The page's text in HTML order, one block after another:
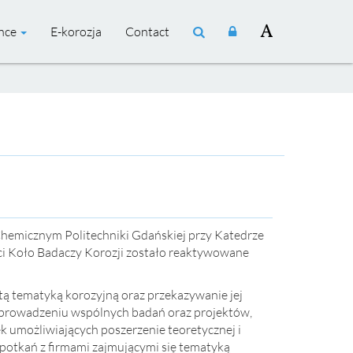
E-korozja Contact
Politechniki Gdańskiej przy Katedrze
Badaczy Korozji zostało reaktywowane
tematyką korozyjną oraz przekazywanie jej
wspólnych badań oraz projektów,
umożliwiających poszerzenie teoretycznej i
z firmami zajmującymi się tematyką